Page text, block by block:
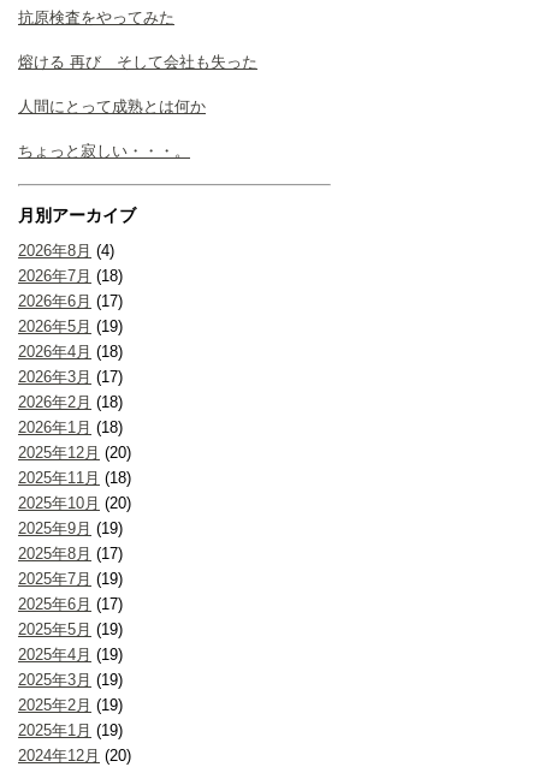
抗原検査をやってみた
熔ける 再び そして会社も失った
人間にとって成熟とは何か
ちょっと寂しい・・・。
月別アーカイブ
2026年8月 (4)
2026年7月 (18)
2026年6月 (17)
2026年5月 (19)
2026年4月 (18)
2026年3月 (17)
2026年2月 (18)
2026年1月 (18)
2025年12月 (20)
2025年11月 (18)
2025年10月 (20)
2025年9月 (19)
2025年8月 (17)
2025年7月 (19)
2025年6月 (17)
2025年5月 (19)
2025年4月 (19)
2025年3月 (19)
2025年2月 (19)
2025年1月 (19)
2024年12月 (20)